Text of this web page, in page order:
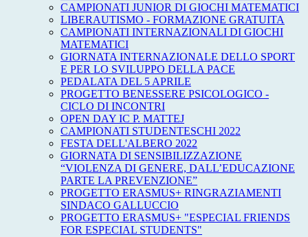
CAMPIONATI JUNIOR DI GIOCHI MATEMATICI
LIBERAUTISMO - FORMAZIONE GRATUITA
CAMPIONATI INTERNAZIONALI DI GIOCHI
MATEMATICI
GIORNATA INTERNAZIONALE DELLO SPORT
E PER LO SVILUPPO DELLA PACE
PEDALATA DEL 5 APRILE
PROGETTO BENESSERE PSICOLOGICO -
CICLO DI INCONTRI
OPEN DAY IC P. MATTEJ
CAMPIONATI STUDENTESCHI 2022
FESTA DELL'ALBERO 2022
GIORNATA DI SENSIBILIZZAZIONE
“VIOLENZA DI GENERE, DALL’EDUCAZIONE
PARTE LA PREVENZIONE”
PROGETTO ERASMUS+ RINGRAZIAMENTI
SINDACO GALLUCCIO
PROGETTO ERASMUS+ "ESPECIAL FRIENDS
FOR ESPECIAL STUDENTS"